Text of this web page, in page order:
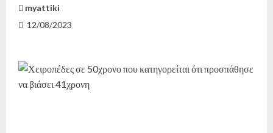
myattiki
12/08/2023